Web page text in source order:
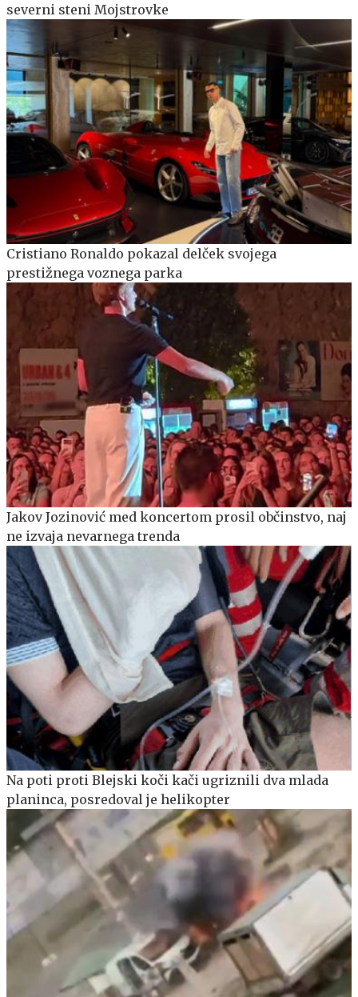
severni steni Mojstrovke
Cristiano Ronaldo pokazal delček svojega
prestižnega voznega parka
Jakov Jozinović med koncertom prosil občinstvo, naj
ne izvaja nevarnega trenda
Na poti proti Blejski koči kači ugriznili dva mlada
planinca, posredoval je helikopter